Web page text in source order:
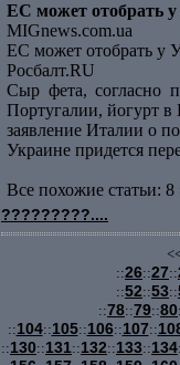
ЕС может отобрать
MIGnews.com.ua
ЕС может отобрать у
Росбалт.RU
Сыр фета, согласно
Португалии, йогурт в
заявление Италии о
Украине придется
Все похожие статьи: 8
?????????....
::26::27::
::52::53::
::78::79::80
::104::105::106::107::
::130::131::132::133::134